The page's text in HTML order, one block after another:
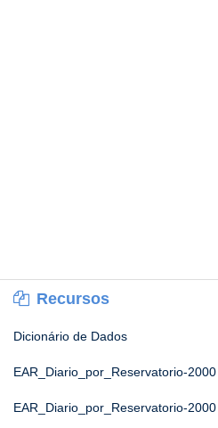
Recursos
Dicionário de Dados
EAR_Diario_por_Reservatorio-2000
EAR_Diario_por_Reservatorio-2000